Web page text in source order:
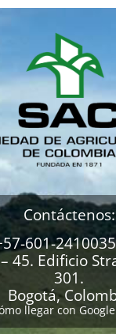
Contáctenos:
601-
45. Edificio
301.
Bogotá,
llegar con